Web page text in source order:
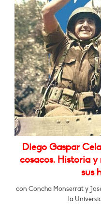
Diego Gaspar
cosacos. Historia
sus
con Concha Monserrat y
la